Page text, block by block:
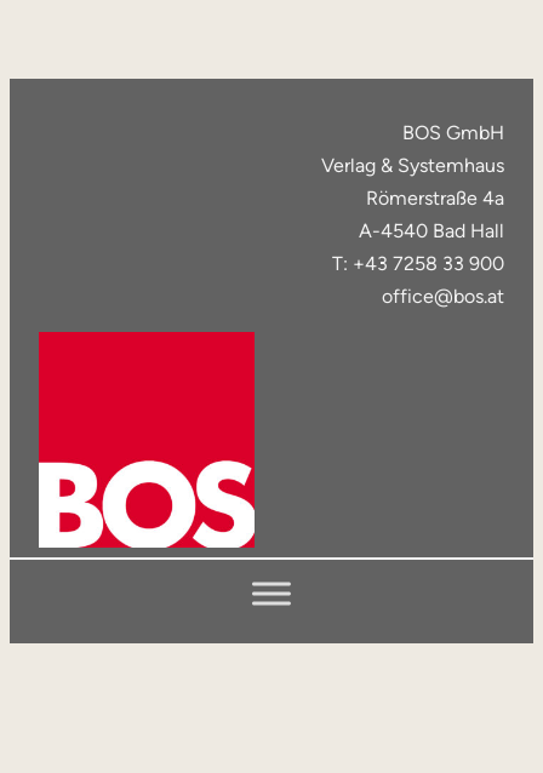
BOS GmbH
Verlag & Systemhaus
Römerstraße 4a
A-4540 Bad Hall
T: +43 7258 33 900
office@bos.at